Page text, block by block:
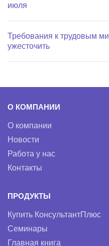
июля
Требования к трудовым
ужесточить
О КОМПАНИИ
О компании
Новости
Работа у нас
Контакты
ПРОДУКТЫ
Купить КонсультантПлюс
Семинары
Главная книга